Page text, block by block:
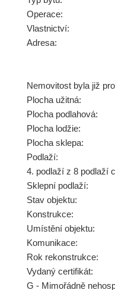
Operace:
Vlastnictví:
Adresa:
Nemovitost byla již
Plocha užitná:
Plocha podlahová:
Plocha lodžie:
Plocha sklepa:
Podlaží:
4. podlaží z 8 podlaží
Sklepní podlaží:
Stav objektu:
Konstrukce:
Umístění objektu:
Komunikace:
Rok rekonstrukce:
Vydaný certifikát:
G - Mimořádně